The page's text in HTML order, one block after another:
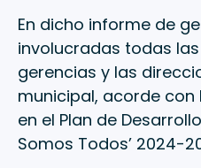
En dicho informe de
involucradas todas
gerencias y las
municipal, acorde
en el Plan de
Somos Todos’ 2024-